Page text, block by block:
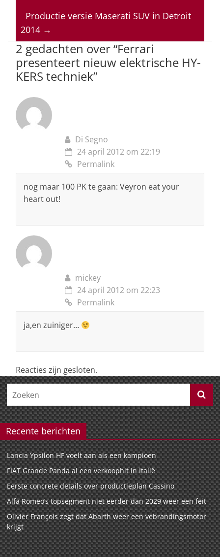
p
p
o
o
k
n s
Productie versie Maserati SUV in Detroit
2014 →
2 gedachten over “Ferrari
presenteert nieuw elektrische HY-
KERS techniek”
Di Segno
24 april 2012 om 22:19
Permalink
nog maar 100 PK te gaan: Veyron eat your
heart out!
mickey
24 april 2012 om 22:23
Permalink
ja,en zuiniger…
Reacties zijn gesloten.
Recente berichten
Lancia Ypsilon HF voelt aan als een kampioen
FIAT Grande Panda al een verkoophit in Italië
Eerste concrete details over productieplan Cassino
Alfa Romeo’s topsegment niet eerder dan 2029 weer een feit
Olivier François zegt dat Abarth weer een vebrandingsmotor
krijgt